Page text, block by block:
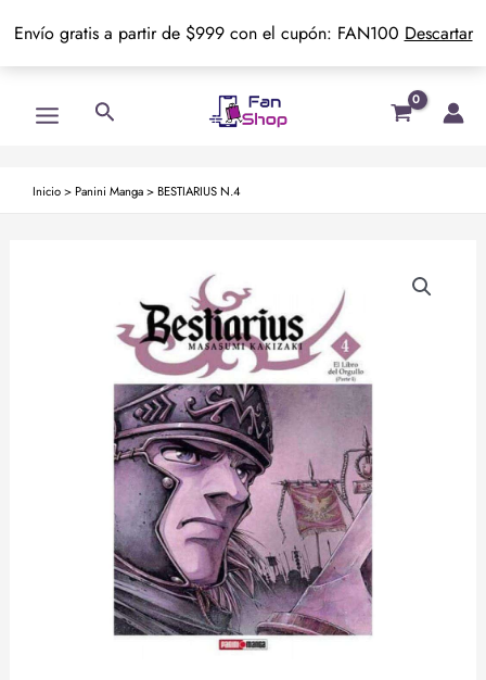
Envío gratis a partir de $999 con el cupón: FAN100 Descartar
Menu
Buscar
Inicio> Panini Manga> BESTIARIUS N.4